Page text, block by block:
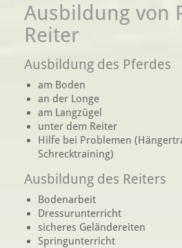
Ausbildung von
Reiter
Ausbildung des Pferdes
am Boden
an der Longe
am Langzügel
unter dem Reiter
Hilfe bei Problemen
Schrecktraining)
Ausbildung des Reiters
Bodenarbeit
Dressurunterricht
sicheres Geländereiten
Springunterricht